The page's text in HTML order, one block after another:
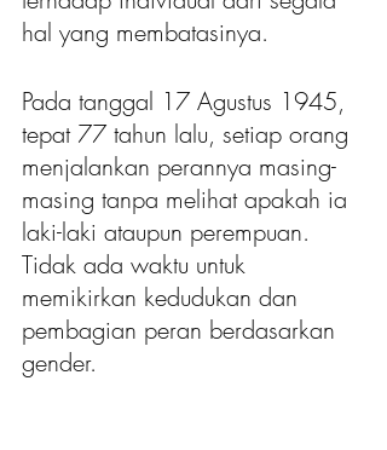
hal yang membatasinya.
Pada tanggal 17 Agustus 1945,
tepat 77 tahun lalu, setiap orang
menjalankan perannya masing-
masing tanpa melihat apakah ia
laki-laki ataupun perempuan.
Tidak ada waktu untuk
memikirkan kedudukan dan
pembagian peran berdasarkan
gender.